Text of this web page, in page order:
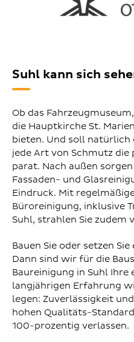
Suhl kann sich
Ob das
die Hauptkirche St.
bieten. Und soll natürlich
jede Art von Schmutz die
parat. Nach außen
Fassaden- und
Eindruck. Mit
Büroreinigung, inklusive
Suhl, strahlen Sie zudem
Bauen Sie oder setzen
Dann sind wir für die
Baureinigung in Suhl Ihre
langjährigen Erfahrung
legen: Zuverlässigkeit
hohen Qualitäts-
100-prozentig verlassen.